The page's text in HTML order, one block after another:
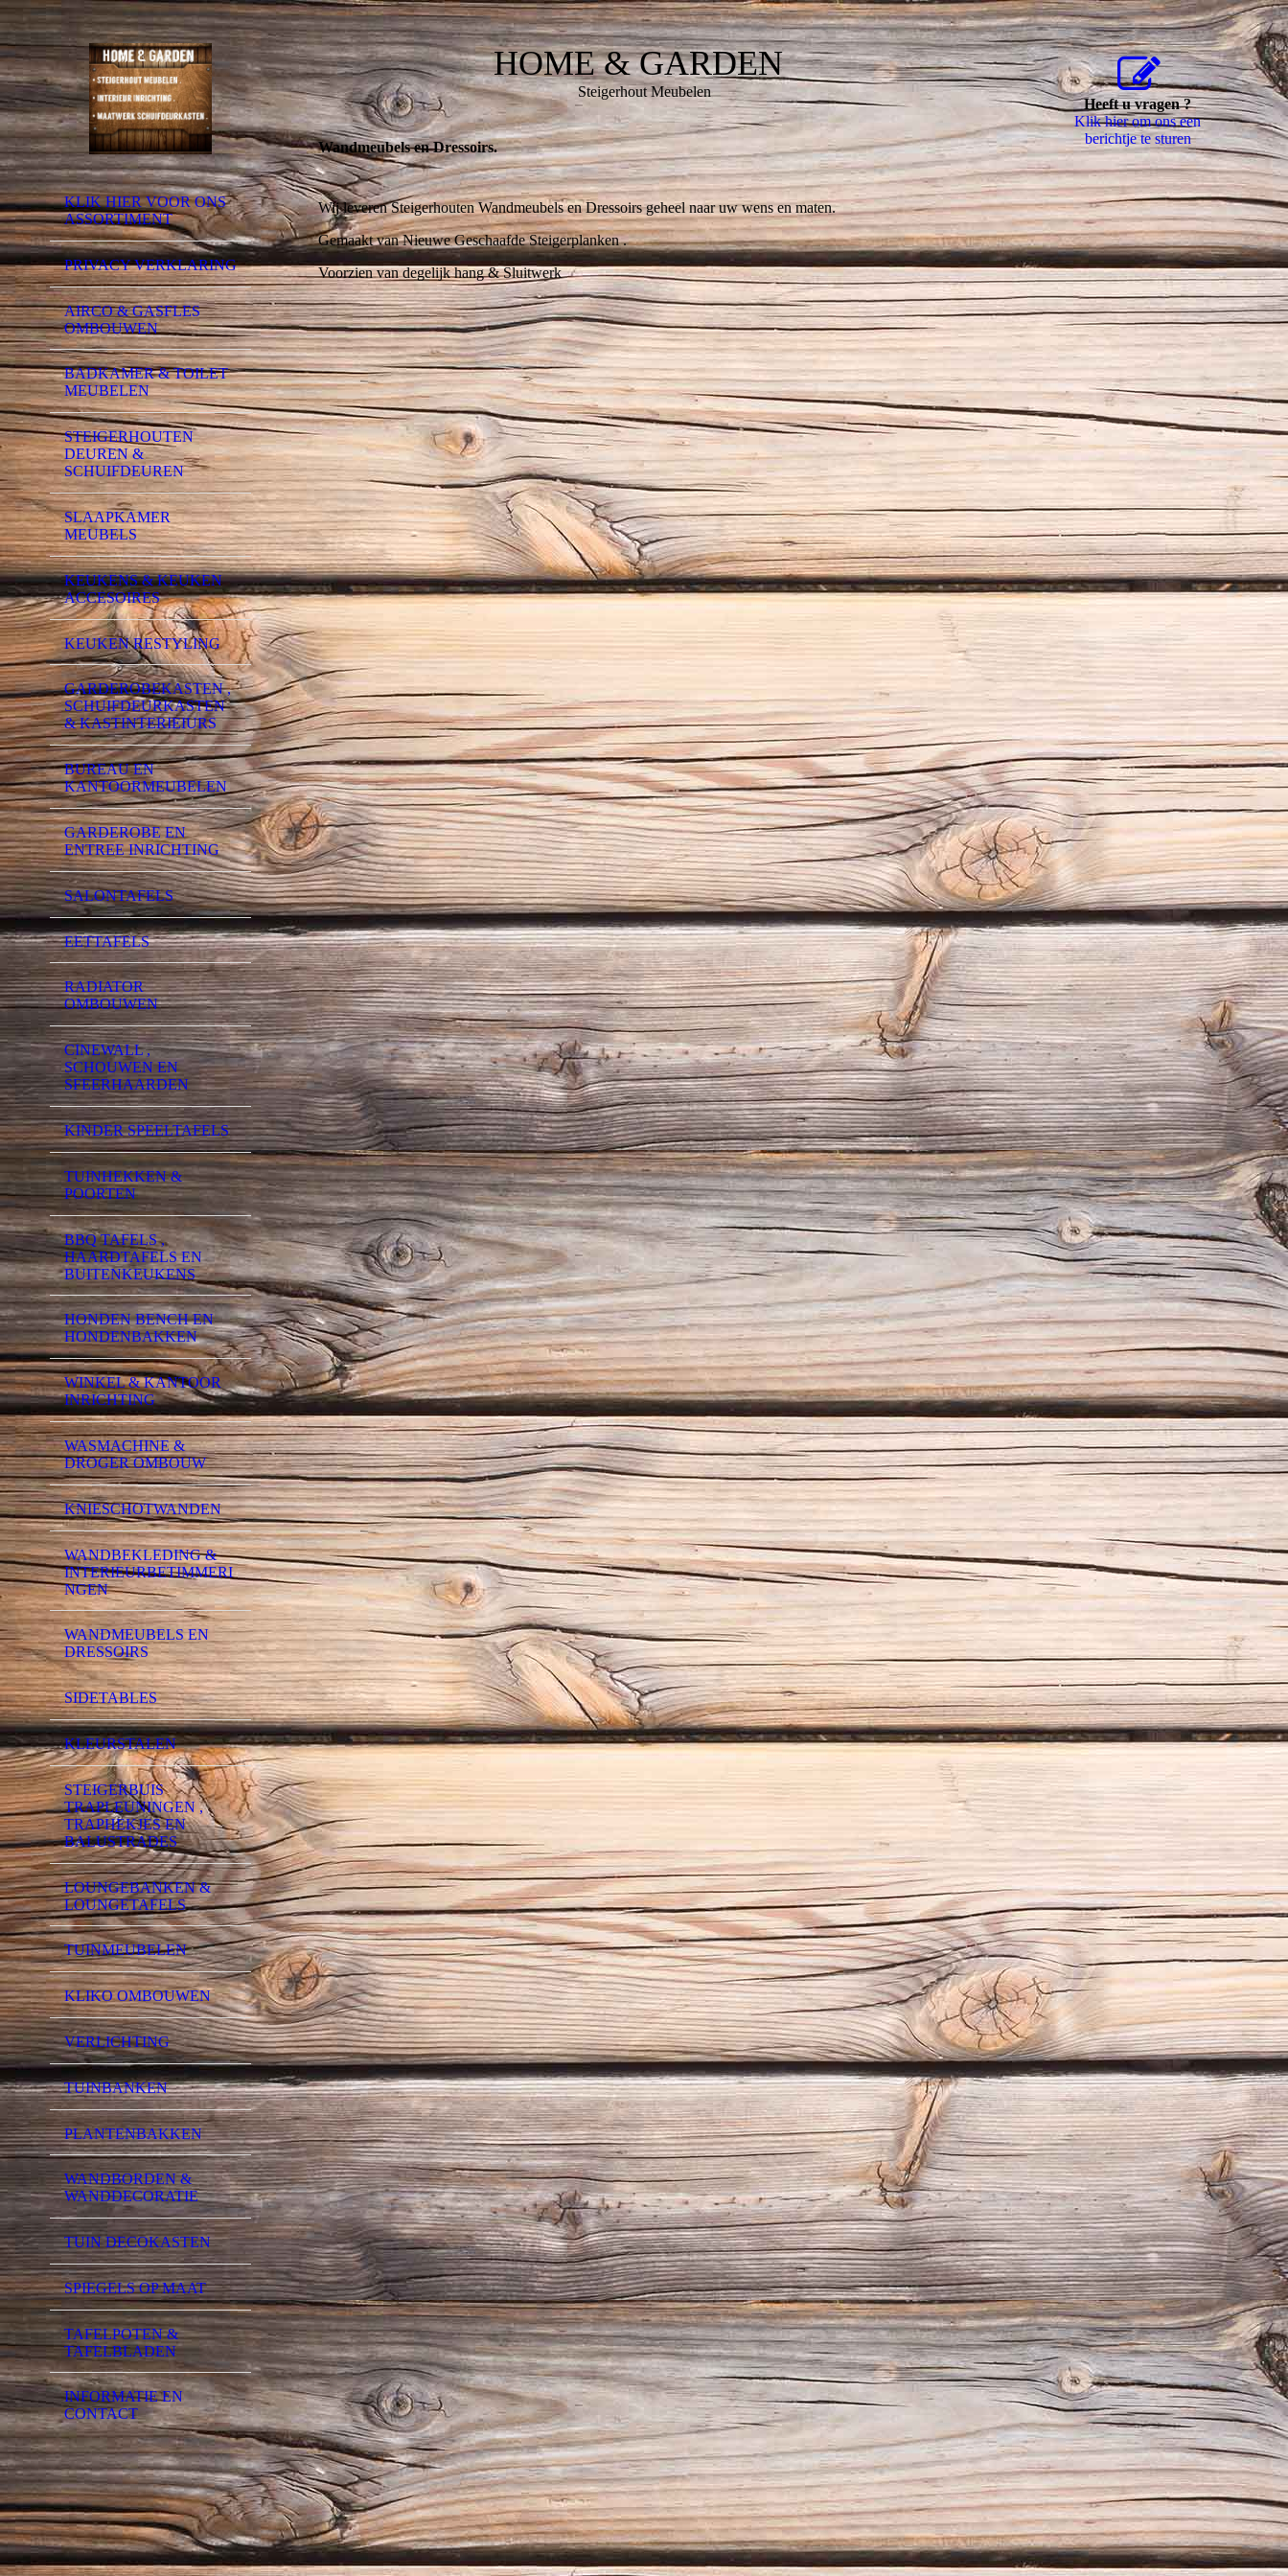
KLIK HIER VOOR ONS
ASSORTIMENT
PRIVACY VERKLARING
AIRCO & GASFLES
OMBOUWEN
BADKAMER & TOILET
MEUBELEN
STEIGERHOUTEN
DEUREN &
SCHUIFDEUREN
SLAAPKAMER
MEUBELS
KEUKENS & KEUKEN
ACCESOIRES
KEUKEN RESTYLING
GARDEROBEKASTEN ,
SCHUIFDEURKASTEN
& KASTINTERIEIURS
BUREAU EN
KANTOORMEUBELEN
GARDEROBE EN
ENTREE INRICHTING
SALONTAFELS
EETTAFELS
RADIATOR
OMBOUWEN
CINEWALL ,
SCHOUWEN EN
SFEERHAARDEN
KINDER SPEELTAFELS
TUINHEKKEN &
POORTEN
BBQ TAFELS ,
HAARDTAFELS EN
BUITENKEUKENS
HONDEN BENCH EN
HONDENBAKKEN
WINKEL & KANTOOR
INRICHTING
WASMACHINE &
DROGER OMBOUW
KNIESCHOTWANDEN
WANDBEKLEDING &
INTERIEURBETIMMERI
NGEN
WANDMEUBELS EN
DRESSOIRS
SIDETABLES
KLEURSTALEN
STEIGERBUIS
TRAPLEUNINGEN ,
TRAPHEKJES EN
BALUSTRADES
LOUNGEBANKEN &
LOUNGETAFELS
TUINMEUBELEN
KLIKO OMBOUWEN
VERLICHTING
TUINBANKEN
PLANTENBAKKEN
WANDBORDEN &
WANDDECORATIE
TUIN DECOKASTEN
SPIEGELS OP MAAT
TAFELPOTEN &
TAFELBLADEN
INFORMATIE EN
CONTACT
HOME & GARDEN
Steigerhout Meubelen
Wandmeubels en Dressoirs.
Wij leveren Steigerhouten Wandmeubels en Dressoirs geheel naar uw wens en maten.
Gemaakt van Nieuwe Geschaafde Steigerplanken .
Voorzien van degelijk hang & Sluitwerk
Heeft u vragen ?
Klik hier om ons een
berichtje te sturen